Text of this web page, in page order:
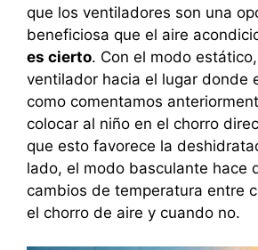
que los ventiladores son una
beneficiosa que el aire
es cierto. Con el modo
ventilador hacia el lugar donde
como comentamos
colocar al niño en el chorro
que esto favorece la
lado, el modo basculante hace
cambios de temperatura entre
el chorro de aire y cuando no.